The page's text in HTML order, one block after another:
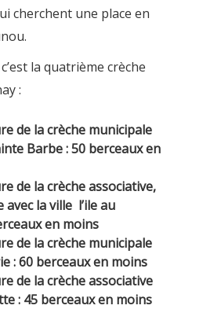
cherchent une place en
la quatrième crèche
:
de la crèche municipale
Barbe : 50 berceaux en
de la crèche associative,
la ville l’ile au
en moins
de la crèche municipale
: 60 berceaux en moins
de la crèche associative
: 45 berceaux en moins